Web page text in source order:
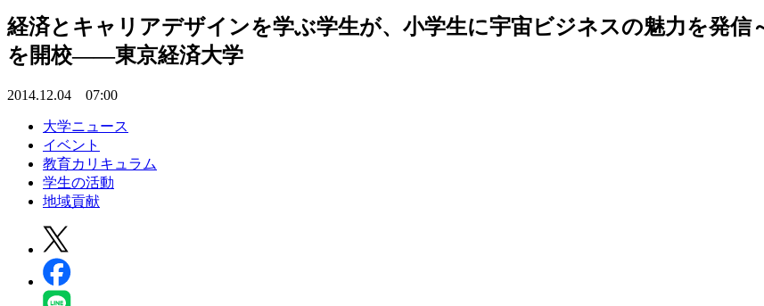
経済とキャリアデザインを学ぶ学生が、小学生に宇宙ビジネスの魅力を発
を開校――東京経済大学
2014.12.04 07:00
大学ニュース
イベント
教育カリキュラム
学生の活動
地域貢献